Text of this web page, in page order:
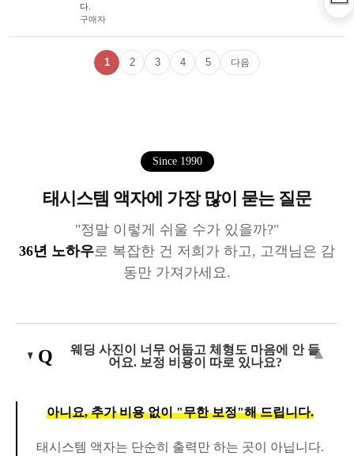
다.
구매자
1 2 3 4 5 다음
Since 1990
태시스템 액자에 가장 많이 묻는 질문
"정말 이렇게 쉬울 수가 있을까?"
36년 노하우로 복잡한 건 저희가 하고, 고객님은 감
동만 가져가세요.
Q
웨딩 사진이 너무 어둡고 체형도 마음에 안 들
어요. 보정 비용이 따로 있나요?
아니요, 추가 비용 없이 "무한 보정"해 드립니다.
태시스템 액자는 단순히 출력만 하는 곳이 아닙니다.